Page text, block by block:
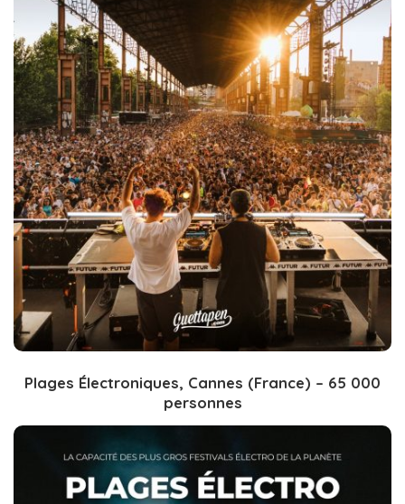
Plages Électroniques, Cannes (France) – 65 000
personnes